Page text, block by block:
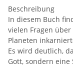
Beschreibung
In diesem Buch
vielen Fragen
Planeten
Es wird deutlich,
Gott, sondern